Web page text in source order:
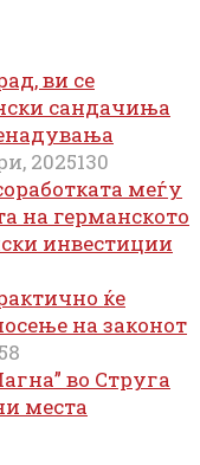
ви се
сандачиња
2025130
меѓу
на германското
инвестиции
ќе
на законот
во Струга
места